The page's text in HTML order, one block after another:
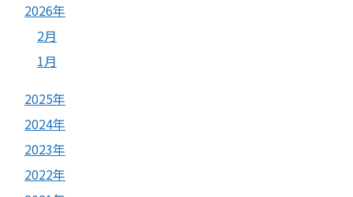
2026年
2月
1月
2025年
2024年
2023年
2022年